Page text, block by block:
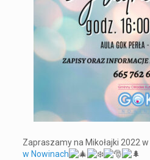
Zapraszamy na Mikołajki 2022 w
w Nowinach